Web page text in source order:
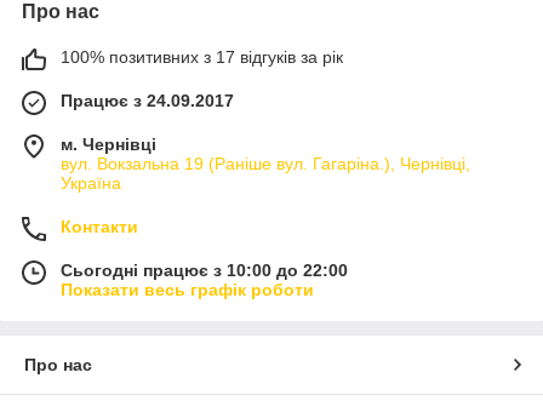
Про нас
100% позитивних з 17 відгуків за рік
Працює з 24.09.2017
м. Чернівці
вул. Вокзальна 19 (Раніше вул. Гагаріна.), Чернівці,
Україна
Контакти
Сьогодні працює з 10:00 до 22:00
Показати весь графік роботи
Про нас